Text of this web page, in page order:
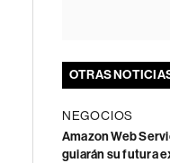
OTRAS
NEGOCIOS
Amazon Web
guiarán su futura